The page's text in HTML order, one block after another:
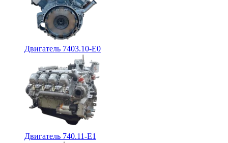
Двигатель 7403.10-E0
Двигатель 740.11-E1